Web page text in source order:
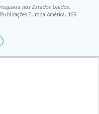
nos Estados Unidos,
Europa-América, 169-